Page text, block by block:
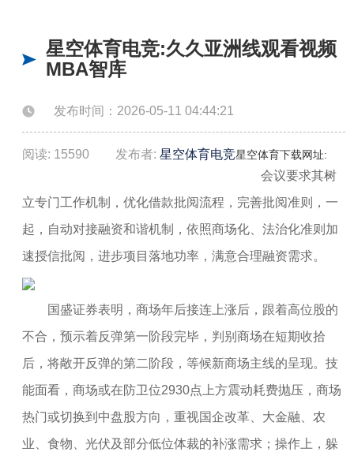
星空体育电竞:久久亚洲线观看视频
MBA智库
发布时间：2026-05-11 04:44:21
阅读: 15590 发布者: 星空体育电竞星空体育下载网址:
会议要求其树
立专门工作机制，优化借款批阅流程，完善批阅准则，一
起，自动对接融资和谐机制，依照商场化、法治化准则加
速授信批阅，进步项目落地功率，满意合理融资需求。
国盛证券表明，商场年后接连上涨后，跟着高位股的
不合，预示着反弹第一阶段完毕，判别商场在短期收拾
后，将敞开反弹的第二阶段，等候新商场主线的呈现。技
能面看，商场或在防卫位2930点上方震动耗费抛压，商场
热门或切换到中盘股方向，重视国企改革、大金融、农
业、食物、光伏及部分低位体裁的补涨需求；操作上，躲